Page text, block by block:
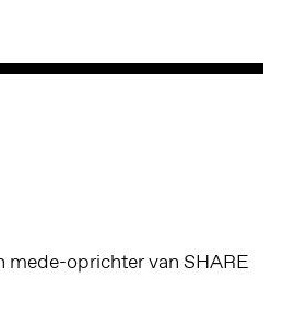
mede-oprichter van SHARE